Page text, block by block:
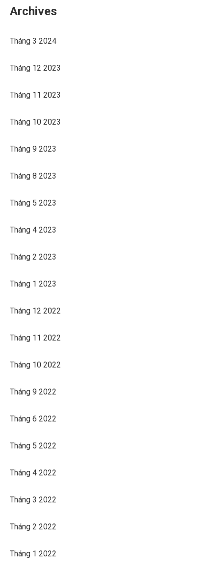
Archives
Tháng 3 2024
Tháng 12 2023
Tháng 11 2023
Tháng 10 2023
Tháng 9 2023
Tháng 8 2023
Tháng 5 2023
Tháng 4 2023
Tháng 2 2023
Tháng 1 2023
Tháng 12 2022
Tháng 11 2022
Tháng 10 2022
Tháng 9 2022
Tháng 6 2022
Tháng 5 2022
Tháng 4 2022
Tháng 3 2022
Tháng 2 2022
Tháng 1 2022